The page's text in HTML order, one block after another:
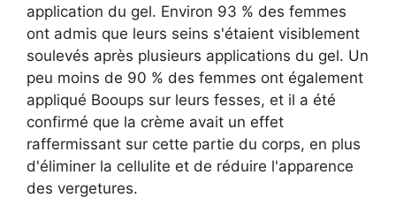
application du gel. Environ 93 % des femmes
ont admis que leurs seins s'étaient visiblement
soulevés après plusieurs applications du gel. Un
peu moins de 90 % des femmes ont également
appliqué Booups sur leurs fesses, et il a été
confirmé que la crème avait un effet
raffermissant sur cette partie du corps, en plus
d'éliminer la cellulite et de réduire l'apparence
des vergetures.